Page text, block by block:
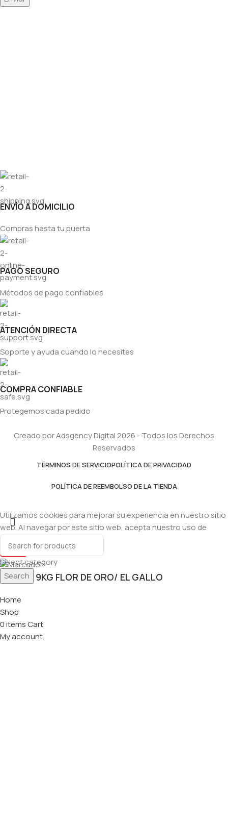
ENVÍO A DOMICILIO
Compras hasta tu puerta
PAGO SEGURO
Métodos de pago confiables
ATENCIÓN DIRECTA
Soporte y ayuda cuando lo necesites
COMPRA CONFIABLE
Protegemos cada pedido
Creado por Adsgency Digital 2026 - Todos los Derechos
Reservados
TÉRMINOS DE SERVICIOPOLÍTICA DE PRIVACIDAD
POLÍTICA DE REEMBOLSO DE LA TIENDA
Select category
Search
Utilizamos cookies para mejorar su experiencia en nuestro sitio
web. Al navegar por este sitio web, acepta nuestro uso de
Accept
HARINA 9KG FLOR DE ORO/ EL GALLO
Home
Shop
0itemsCart
My account